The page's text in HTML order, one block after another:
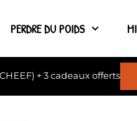
PERDRE DU POIDS
+ 3 cadeaux offerts